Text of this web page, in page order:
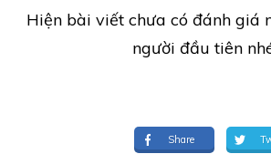
Hiện bài viết chưa có đánh giá
người đầu tiên
Share